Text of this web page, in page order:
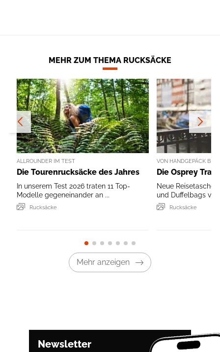
MEHR ZUM THEMA RUCKSÄCKE
ALLROUNDER IM TEST
Die Tourenrucksäcke des Jahres
In unserem Test 2026 traten 11 Top-
Modelle gegeneinander an ...
Rucksäcke
VON HANDGEPÄCK BIS
Die Osprey
Neue
und Duffelbags
Rucksäcke
Mehr anzeigen
Newsletter